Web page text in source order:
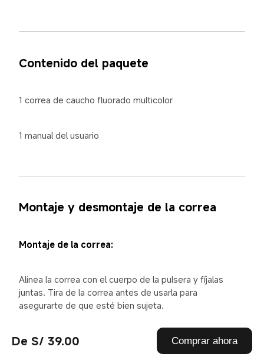
De S/ 39.00 Comprar ahora
Contenido del paquete
1 correa de caucho fluorado multicolor
1 manual del usuario
Montaje y desmontaje de la correa
Montaje de la correa:
Alinea la correa con el cuerpo de la pulsera y fíjalas
juntas. Tira de la correa antes de usarla para
asegurarte de que esté bien sujeta.